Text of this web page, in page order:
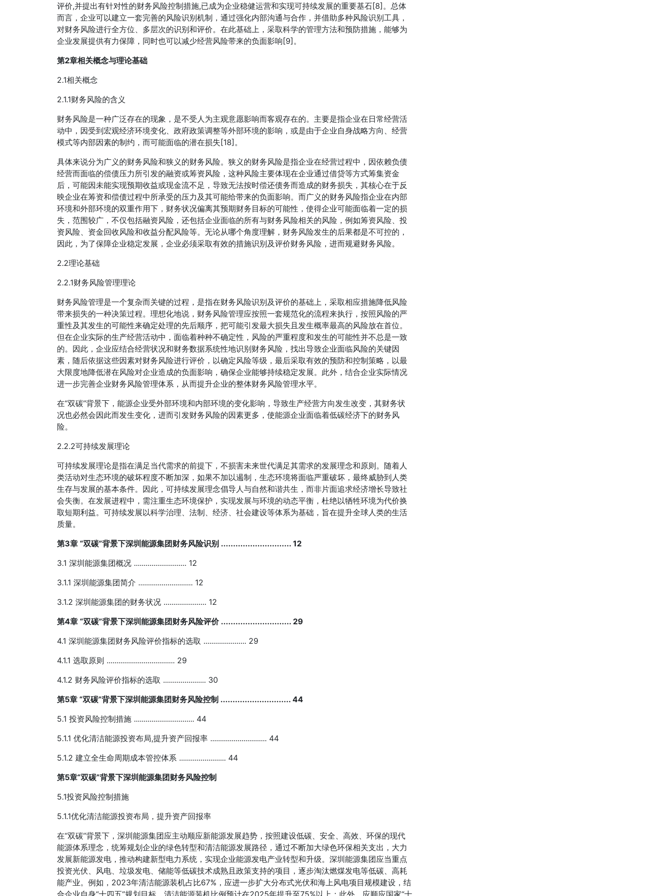
评价,并提出有针对性的财务风险控制措施,已成为企业稳健运营和实现可持续发展的重要基石[8]。总体
而言，企业可以建立一套完善的风险识别机制，通过强化内部沟通与合作，并借助多种风险识别工具，
对财务风险进行全方位、多层次的识别和评价。在此基础上，采取科学的管理方法和预防措施，能够为
企业发展提供有力保障，同时也可以减少经营风险带来的负面影响[9]。
第2章相关概念与理论基础
2.1相关概念
2.1.1财务风险的含义
财务风险是一种广泛存在的现象，是不受人为主观意愿影响而客观存在的。主要是指企业在日常经营活
动中，因受到宏观经济环境变化、政府政策调整等外部环境的影响，或是由于企业自身战略方向、经营
模式等内部因素的制约，而可能面临的潜在损失[18]。
具体来说分为广义的财务风险和狭义的财务风险。狭义的财务风险是指企业在经营过程中，因依赖负债
经营而面临的偿债压力所引发的融资或筹资风险，这种风险主要体现在企业通过借贷等方式筹集资金
后，可能因未能实现预期收益或现金流不足，导致无法按时偿还债务而造成的财务损失，其核心在于反
映企业在筹资和偿债过程中所承受的压力及其可能给带来的负面影响。而广义的财务风险指企业在内部
环境和外部环境的双重作用下，财务状况偏离其预期财务目标的可能性，使得企业可能面临着一定的损
失，范围较广，不仅包括融资风险，还包括企业面临的所有与财务风险相关的风险，例如筹资风险、投
资风险、资金回收风险和收益分配风险等。无论从哪个角度理解，财务风险发生的后果都是不可控的，
因此，为了保障企业稳定发展，企业必须采取有效的措施识别及评价财务风险，进而规避财务风险。
2.2理论基础
2.2.1财务风险管理理论
财务风险管理是一个复杂而关键的过程，是指在财务风险识别及评价的基础上，采取相应措施降低风险
带来损失的一种决策过程。理想化地说，财务风险管理应按照一套规范化的流程来执行，按照风险的严
重性及其发生的可能性来确定处理的先后顺序，把可能引发最大损失且发生概率最高的风险放在首位。
但在企业实际的生产经营活动中，面临着种种不确定性，风险的严重程度和发生的可能性并不总是一致
的。因此，企业应结合经营状况和财务数据系统性地识别财务风险，找出导致企业面临风险的关键因
素，随后依据这些因素对财务风险进行评价，以确定风险等级，最后采取有效的预防和控制策略，以最
大限度地降低潜在风险对企业造成的负面影响，确保企业能够持续稳定发展。此外，结合企业实际情况
进一步完善企业财务风险管理体系，从而提升企业的整体财务风险管理水平。
在“双碳”背景下，能源企业受外部环境和内部环境的变化影响，导致生产经营方向发生改变，其财务状
况也必然会因此而发生变化，进而引发财务风险的因素更多，使能源企业面临着低碳经济下的财务风
险。
2.2.2可持续发展理论
可持续发展理论是指在满足当代需求的前提下，不损害未来世代满足其需求的发展理念和原则。随着人
类活动对生态环境的破坏程度不断加深，如果不加以遏制，生态环境将面临严重破坏，最终威胁到人类
生存与发展的基本条件。因此，可持续发展理念倡导人与自然和谐共生，而非片面追求经济增长导致社
会失衡。在发展进程中，需注重生态环境保护，实现发展与环境的动态平衡，杜绝以牺牲环境为代价换
取短期利益。可持续发展以科学治理、法制、经济、社会建设等体系为基础，旨在提升全球人类的生活
质量。
第3章 “双碳”背景下深圳能源集团财务风险识别 ............................. 12
3.1 深圳能源集团概况 ........................... 12
3.1.1 深圳能源集团简介 ............................ 12
3.1.2 深圳能源集团的财务状况 ...................... 12
第4章 “双碳”背景下深圳能源集团财务风险评价 ............................. 29
4.1 深圳能源集团财务风险评价指标的选取 ...................... 29
4.1.1 选取原则 ................................... 29
4.1.2 财务风险评价指标的选取 ...................... 30
第5章 “双碳”背景下深圳能源集团财务风险控制 ............................. 44
5.1 投资风险控制措施 ............................... 44
5.1.1 优化清洁能源投资布局,提升资产回报率 ............................. 44
5.1.2 建立全生命周期成本管控体系 ........................ 44
第5章“双碳”背景下深圳能源集团财务风险控制
5.1投资风险控制措施
5.1.1优化清洁能源投资布局，提升资产回报率
在“双碳”背景下，深圳能源集团应主动顺应新能源发展趋势，按照建设低碳、安全、高效、环保的现代
能源体系理念，统筹规划企业的绿色转型和清洁能源发展路径，通过不断加大绿色环保相关支出，大力
发展新能源发电，推动构建新型电力系统，实现企业能源发电产业转型和升级。深圳能源集团应当重点
投资光伏、风电、垃圾发电、储能等低碳技术成熟且政策支持的项目，逐步淘汰燃煤发电等低碳、高耗
能产业。例如，2023年清洁能源装机占比67%，应进一步扩大分布式光伏和海上风电项目规模建设，结
合企业自身“十四五”规划目标，清洁能源装机比例预计在2025年提升至75%以上；此外，应顺应国家“十